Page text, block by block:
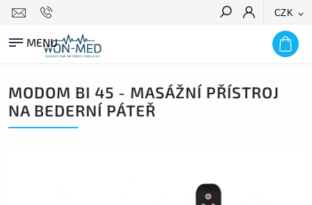
CZK
HLEDAT
MODOM BI 45 - MASÁŽNÍ PŘÍSTROJ
NA BEDERNÍ PÁTEŘ